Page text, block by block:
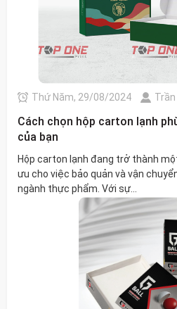
Thứ Năm, 29/08/2024
Cách chọn hộp carton lạnh
của bạn
Hộp carton lạnh đang trở thành
ưu cho việc bảo quản và vận
ngành thực phẩm. Với sự...